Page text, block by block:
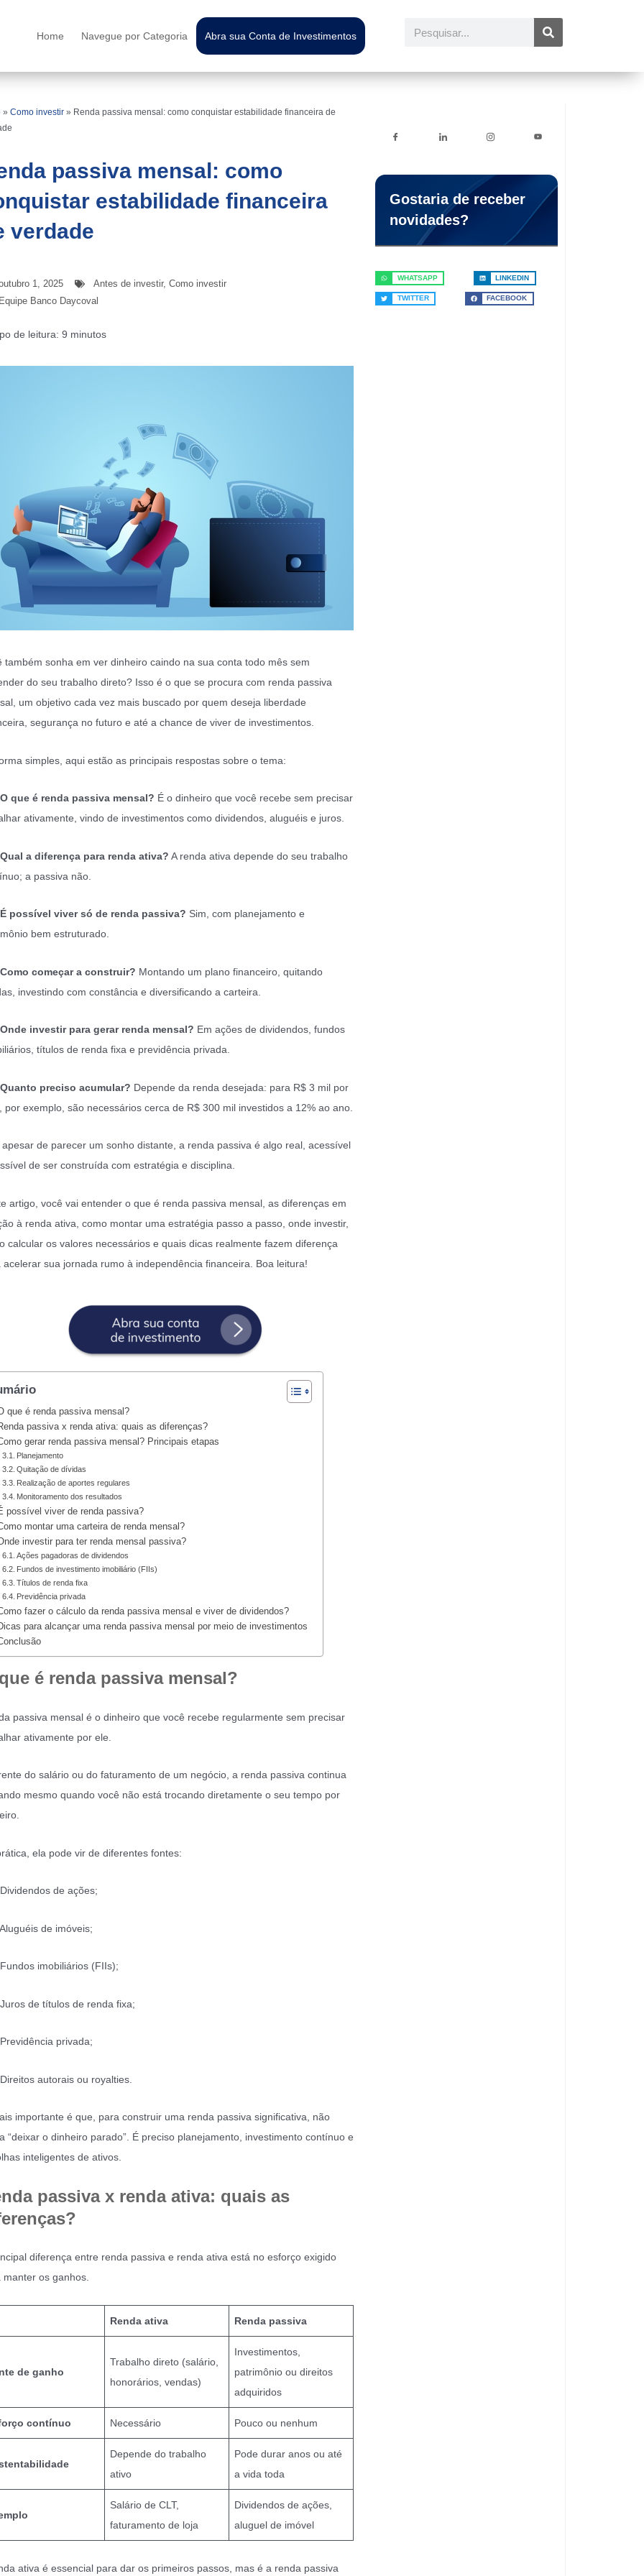
Home Navegue por Categoria Abra sua Conta de Investimentos
Pesquisar
» Como investir» Renda passiva mensal: como conquistar estabilidade financeira de
passiva mensal: como
estabilidade financeira
verdade
1, 2025 Antes de investir, Como investir
Banco Daycoval
de leitura: 9 minutos
também sonha em ver dinheiro caindo na sua conta todo mês sem
do seu trabalho direto? Isso é o que se procura com renda passiva
um objetivo cada vez mais buscado por quem deseja liberdade
segurança no futuro e até a chance de viver de investimentos.
simples, aqui estão as principais respostas sobre o tema:
O que é renda passiva mensal? É o dinheiro que você recebe sem precisar
ativamente, vindo de investimentos como dividendos, aluguéis e juros.
Qual a diferença para renda ativa? A renda ativa depende do seu trabalho
a passiva não.
É possível viver só de renda passiva? Sim, com planejamento e
bem estruturado.
Como começar a construir? Montando um plano financeiro, quitando
investindo com constância e diversificando a carteira.
Onde investir para gerar renda mensal? Em ações de dividendos, fundos
títulos de renda fixa e previdência privada.
Quanto preciso acumular? Depende da renda desejada: para R$ 3 mil por
por exemplo, são necessários cerca de R$ 300 mil investidos a 12% ao ano.
de parecer um sonho distante, a renda passiva é algo real, acessível
de ser construída com estratégia e disciplina.
artigo, você vai entender o que é renda passiva mensal, as diferenças em
à renda ativa, como montar uma estratégia passo a passo, onde investir,
calcular os valores necessários e quais dicas realmente fazem diferença
acelerar sua jornada rumo à independência financeira. Boa leitura!
que é renda passiva mensal?
passiva x renda ativa: quais as diferenças?
gerar renda passiva mensal? Principais etapas
Planejamento
Quitação de dívidas
Realização de aportes regulares
Monitoramento dos resultados
possível viver de renda passiva?
montar uma carteira de renda mensal?
investir para ter renda mensal passiva?
Ações pagadoras de dividendos
Fundos de investimento imobiliário (FIIs)
Títulos de renda fixa
Previdência privada
fazer o cálculo da renda passiva mensal e viver de dividendos?
para alcançar uma renda passiva mensal por meio de investimentos
é renda passiva mensal?
passiva mensal é o dinheiro que você recebe regularmente sem precisar
ativamente por ele.
do salário ou do faturamento de um negócio, a renda passiva continua
mesmo quando você não está trocando diretamente o seu tempo por
ela pode vir de diferentes fontes:
de ações;
de imóveis;
imobiliários (FIIs);
de títulos de renda fixa;
privada;
autorais ou royalties.
importante é que, para construir uma renda passiva significativa, não
“deixar o dinheiro parado”. É preciso planejamento, investimento contínuo e
inteligentes de ativos.
passiva x renda ativa: quais as
diferença entre renda passiva e renda ativa está no esforço exigido
manter os ganhos.
Renda ativa Renda passiva
de ganho
Trabalho direto (salário,
honorários, vendas)
Investimentos,
patrimônio ou direitos
adquiridos
contínuo Necessário Pouco ou nenhum
Depende do trabalho
ativo
Pode durar anos ou até
a vida toda
Salário de CLT,
faturamento de loja
Dividendos de ações,
aluguel de imóvel
ativa é essencial para dar os primeiros passos, mas é a renda passiva
Gostaria de receber
novidades?
WHATSAPP LINKEDIN
TWITTER FACEBOOK